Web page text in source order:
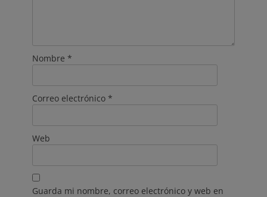
Nombre *
Correo electrónico *
Web
Guarda mi nombre, correo electrónico y web en